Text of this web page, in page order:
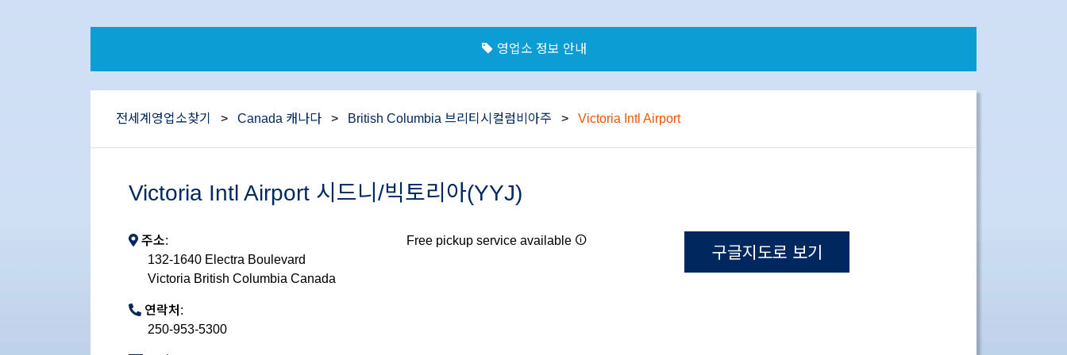
영업소 정보 안내
전세계영업소찾기 > Canada 캐나다 > British Columbia 브리티시컬럼비아주 > Victoria Intl Airport
Victoria Intl Airport 시드니/빅토리아(YYJ)
주소:
132-1640 Electra Boulevard
Victoria British Columbia Canada
연락처:
250-953-5300
Free pickup service available
구글지도로 보기